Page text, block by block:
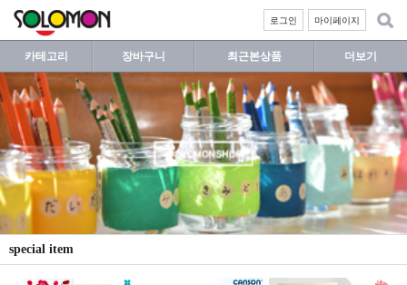
마이페이지
로그인
카테고리 장바구니 최근본상품 더보기
special item